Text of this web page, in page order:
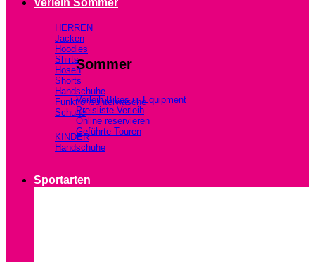
Verleih Sommer
Sommer
Verleih Bikes u. Equipment
Preisliste Verleih
Online reservieren
Geführte Touren
HERREN
Jacken
Hoodies
Shirts
Hosen
Shorts
Handschuhe
Funktionsunterwäsche
Schuhe
KINDER
Handschuhe
Sportarten